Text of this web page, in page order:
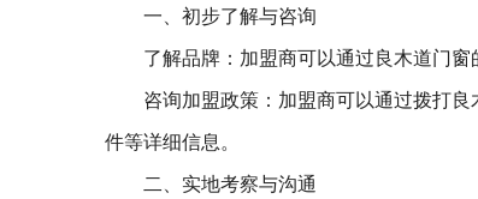
一、初步了解与咨询
了解品牌：加盟商可以通过良木道门
咨询加盟政策：加盟商可以通过拨打
件等详细信息。
二、实地考察与沟通